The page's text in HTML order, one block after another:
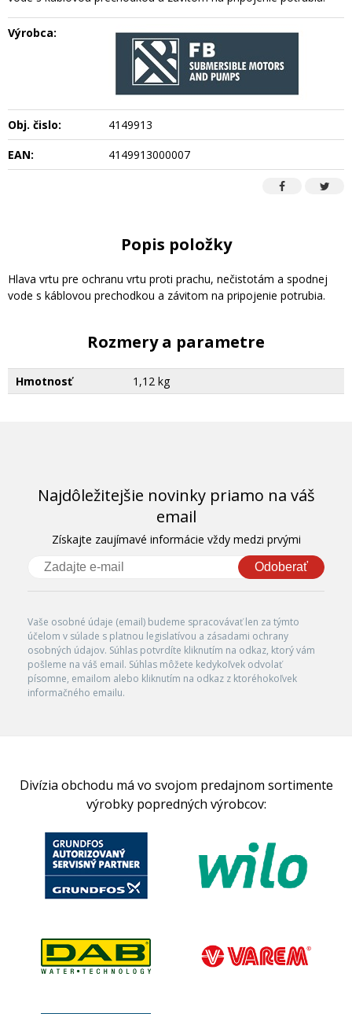
Výrobca:
Obj. čislo:
4149913
EAN:
4149913000007
Popis položky
Hlava vrtu pre ochranu vrtu proti prachu, nečistotám a spodnej
vode s káblovou prechodkou a závitom na pripojenie potrubia.
Rozmery a parametre
Hmotnosť 1,12 kg
Najdôležitejšie novinky priamo na váš
email
Získajte zaujímavé informácie vždy medzi prvými
Odoberať
Vaše osobné údaje (email) budeme spracovávať len za týmto
účelom v súlade s platnou legislatívou a zásadami ochrany
osobných údajov. Súhlas potvrdíte kliknutím na odkaz, ktorý vám
pošleme na váš email. Súhlas môžete kedykoľvek odvolať
písomne, emailom alebo kliknutím na odkaz z ktoréhokoľvek
informačného emailu.
Divízia obchodu má vo svojom predajnom sortimente
výrobky popredných výrobcov: